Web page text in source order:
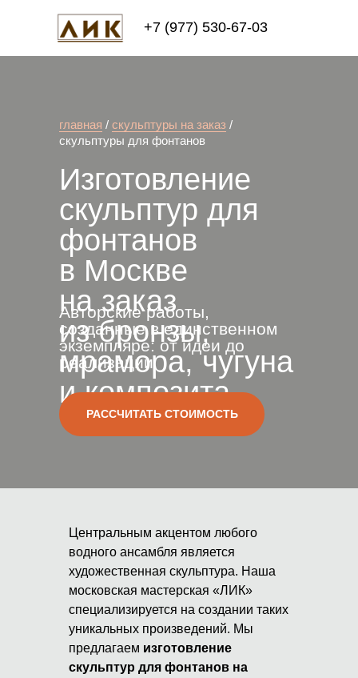
+7 (977) 530-67-03
Изготовление
скульптур для
фонтанов
в Москве
на заказ
из бронзы,
мрамора, чугуна
и композита
главная / скульптуры на заказ /
скульптуры для фонтанов
Авторские работы,
созданные в единственном
экземпляре: от идеи до
реализации
РАССЧИТАТЬ СТОИМОСТЬ
Центральным акцентом любого
водного ансамбля является
художественная скульптура. Наша
московская мастерская «ЛИК»
специализируется на создании таких
уникальных произведений. Мы
предлагаем изготовление
скульптур для фонтанов на